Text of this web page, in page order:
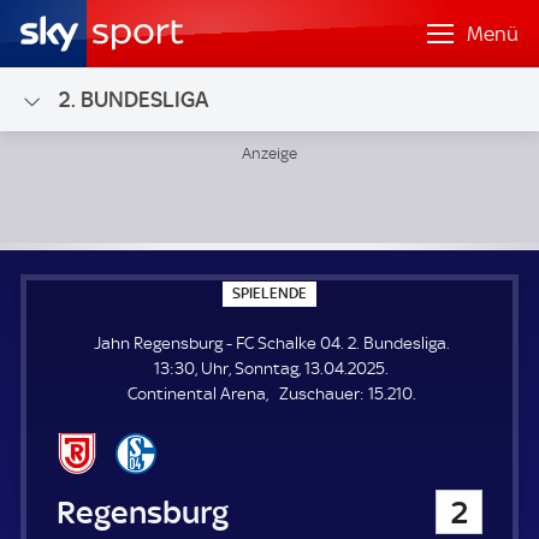
Menü
2. BUNDESLIGA
SPIELENDE
P
E
L
E
N
Jahn Regensburg - FC Schalke 04. 2. Bundesliga.
13:30, Uhr, Sonntag, 13.04.2025.
Continental Arena
Zuschauer: Z
15.210.
Jahn Regensburg 2